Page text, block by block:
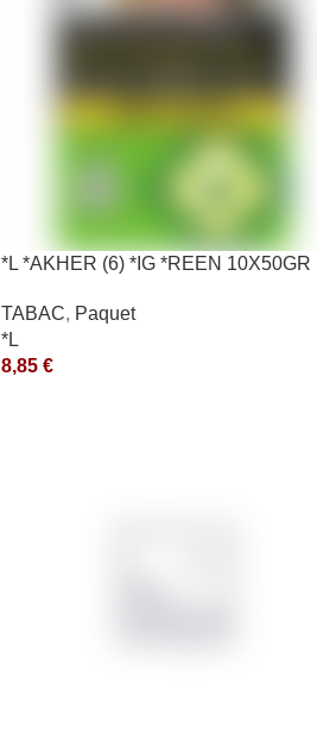
*L *AKHER (6) *IG *REEN 10X50GR
TABAC, Paquet
*L
8,85 €